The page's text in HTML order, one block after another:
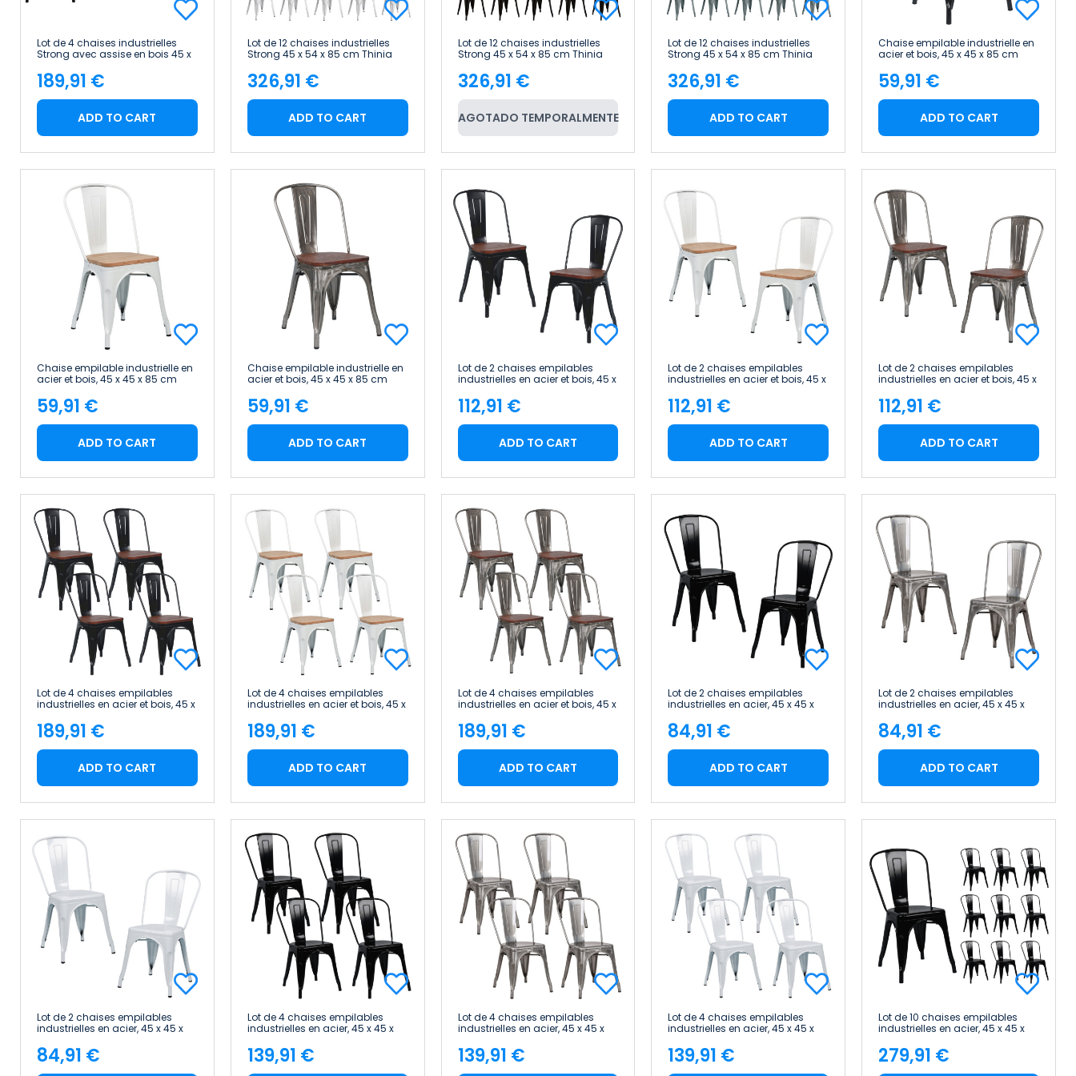
Lot de 4 chaises industrielles
Strong avec assise en bois 45 x
Price
189,91 €
ADD TO CART
Lot de 12 chaises industrielles
Strong 45 x 54 x 85 cm Thinia
Price
326,91 €
ADD TO CART
Lot de 12 chaises industrielles
Strong 45 x 54 x 85 cm Thinia
Price
326,91 €
AGOTADO TEMPORALMENTE
Lot de 12 chaises industrielles
Strong 45 x 54 x 85 cm Thinia
Price
326,91 €
ADD TO CART
Chaise empilable industrielle en
acier et bois, 45 x 45 x 85 cm
Price
59,91 €
ADD TO CART
Chaise empilable industrielle en
acier et bois, 45 x 45 x 85 cm
Price
59,91 €
ADD TO CART
Chaise empilable industrielle en
acier et bois, 45 x 45 x 85 cm
Price
59,91 €
ADD TO CART
Lot de 2 chaises empilables
industrielles en acier et bois, 45 x
Price
112,91 €
ADD TO CART
Lot de 2 chaises empilables
industrielles en acier et bois, 45 x
Price
112,91 €
ADD TO CART
Lot de 2 chaises empilables
industrielles en acier et bois, 45 x
Price
112,91 €
ADD TO CART
Lot de 4 chaises empilables
industrielles en acier et bois, 45 x
Price
189,91 €
ADD TO CART
Lot de 4 chaises empilables
industrielles en acier et bois, 45 x
Price
189,91 €
ADD TO CART
Lot de 4 chaises empilables
industrielles en acier et bois, 45 x
Price
189,91 €
ADD TO CART
Lot de 2 chaises empilables
industrielles en acier, 45 x 45 x
Price
84,91 €
ADD TO CART
Lot de 2 chaises empilables
industrielles en acier, 45 x 45 x
Price
84,91 €
ADD TO CART
Lot de 2 chaises empilables
industrielles en acier, 45 x 45 x
Price
84,91 €
Lot de 4 chaises empilables
industrielles en acier, 45 x 45 x
Price
139,91 €
Lot de 4 chaises empilables
industrielles en acier, 45 x 45 x
Price
139,91 €
Lot de 4 chaises empilables
industrielles en acier, 45 x 45 x
Price
139,91 €
Lot de 10 chaises empilables
industrielles en acier, 45 x 45 x
Price
279,91 €